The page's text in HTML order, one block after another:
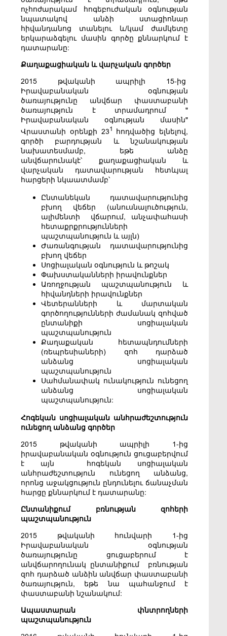
ոչհոժարակամ հոգեբուժական օգնության
նպատակով անձի ստացիոնար
հիվանդանոց տանելու և/կամ ժամկետը
երկարաձգելու մասին գործը քննարկում է
դատարանը:
Քաղաքացիական և վարչական գործեր
2015 թվականի ապրիլի 15-ից
Իրավաբանական օգնության
ծառայությունը անվճար փաստաբանի
ծառայություն է տրամադրում "
Իրավաբանական օգնության մասին"
Վրաստանի օրենքի 231 հոդվածից ելնելով,
գործի բարդության և նշանակության
նախատեսմամբ, եթե անձը
անվճարունակէ՝ քաղաքացիական և
վարչական դատավարության հետևյալ
հարցերի նկաատմամբ՝
Ընտանեկան դատավարությունից
բխող վեճեր (անուսնալուծություն,
ալիմենտի վճարում, անչափահասի
հետաքրքրությունների
պաշտպանություն և այլն)
Ժառանգության դատավարությունից
բխող վեճեր
Սոցիալական օգնություն և թոշակ
Փախստականների իրավունքներ
Առողջության պաշտպանություն և
հիվանդների իրավունքներ
Վետերանների և մարտական
գործողությունների ժամանակ զոհված
ընտանիքի սոցիալական
պաշտպանություն
Քաղաքական հետապնդումների
(ռեպրեսիաների) զոհ դարձած
անձանց սոցիալական
պաշտպանություն
Սահմանափակ ունակություն ունեցող
անձանց սոցիալական
պաշտպանություն:
Հոգեկան սոցիալական անհրաժեշտություն
ունեցող անձանց գործեր
2015 թվականի ապրիլի 1-ից
իրավաբանական օգնություն ցուցաբերվում
է այն հոգեկան սոցիալական
անհրաժեշտություն ունեցող անձանց,
որոնց աջակցություն ընդունելու ճանաչման
հարցը քննարկում է դատարանը:
Ընտանիքում բռնության զոհերի
պաշտպանություն
2015 թվականի հունվարի 1-ից
Իրավաբանական օգնության
ծառայությունը ցուցաբերում է
անվճարողունակ ընտանիքում բռնության
զոհ դարձած անձին անվճար փաստաբանի
ծառայություն, եթե նա պահանջում է
փաստաբանի նշանակում:
Ապաստարան փնտրողների
պաշտպանություն